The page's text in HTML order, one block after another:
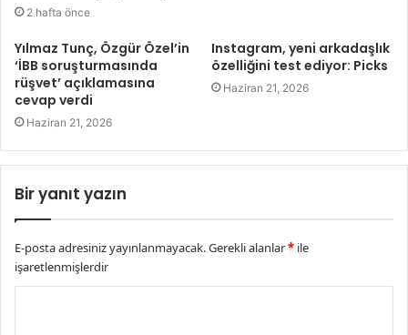
2 hafta önce
Yılmaz Tunç, Özgür Özel’in
‘İBB soruşturmasında
rüşvet’ açıklamasına
cevap verdi
Haziran 21, 2026
Instagram, yeni arkadaşlık
özelliğini test ediyor: Picks
Haziran 21, 2026
Bir yanıt yazın
E-posta adresiniz yayınlanmayacak.Gerekli alanlar* ile
işaretlenmişlerdir